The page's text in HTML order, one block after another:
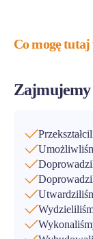
Co mogę